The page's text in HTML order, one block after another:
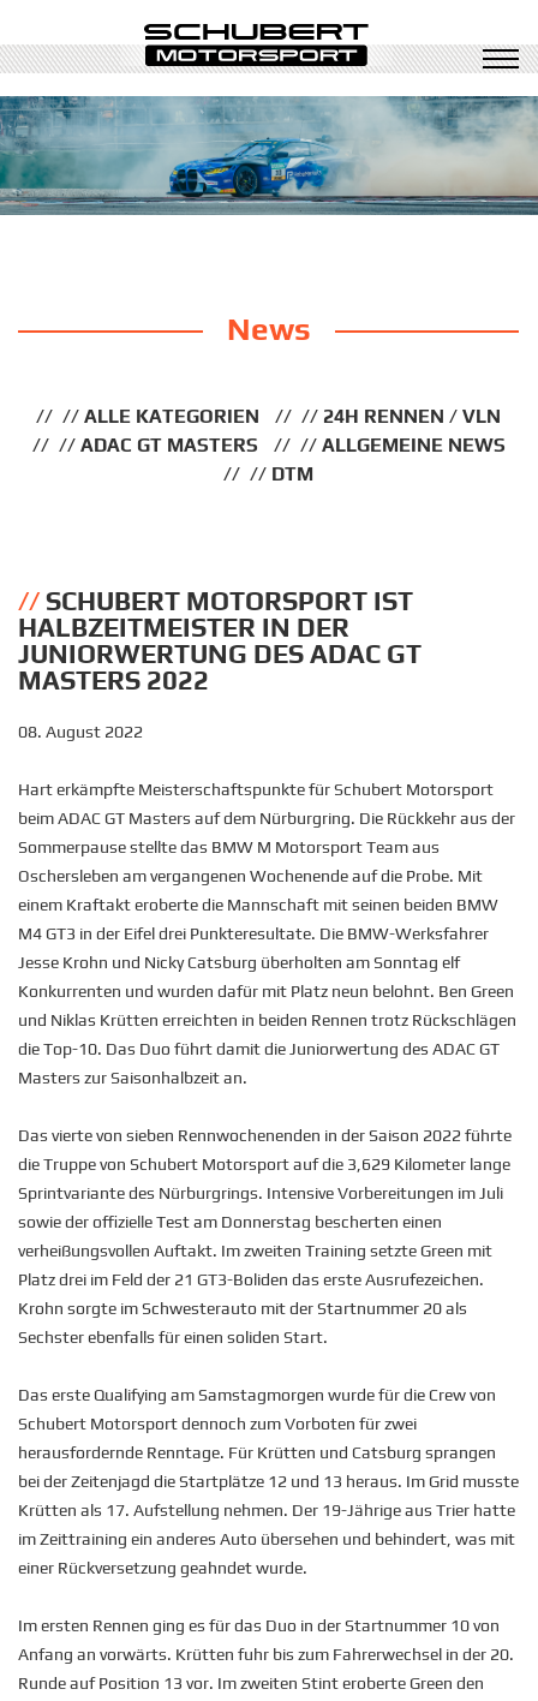
News
ALLE KATEGORIEN
24H RENNEN / VLN
ADAC GT MASTERS
ALLGEMEINE NEWS
DTM
SCHUBERT MOTORSPORT IST
HALBZEITMEISTER IN DER
JUNIORWERTUNG DES ADAC GT
MASTERS 2022
08. August 2022
Hart erkämpfte Meisterschaftspunkte für Schubert Motorsport
beim ADAC GT Masters auf dem Nürburgring. Die Rückkehr aus der
Sommerpause stellte das BMW M Motorsport Team aus
Oschersleben am vergangenen Wochenende auf die Probe. Mit
einem Kraftakt eroberte die Mannschaft mit seinen beiden BMW
M4 GT3 in der Eifel drei Punkteresultate. Die BMW-Werksfahrer
Jesse Krohn und Nicky Catsburg überholten am Sonntag elf
Konkurrenten und wurden dafür mit Platz neun belohnt. Ben Green
und Niklas Krütten erreichten in beiden Rennen trotz Rückschlägen
die Top-10. Das Duo führt damit die Juniorwertung des ADAC GT
Masters zur Saisonhalbzeit an.
Das vierte von sieben Rennwochenenden in der Saison 2022 führte
die Truppe von Schubert Motorsport auf die 3,629 Kilometer lange
Sprintvariante des Nürburgrings. Intensive Vorbereitungen im Juli
sowie der offizielle Test am Donnerstag bescherten einen
verheißungsvollen Auftakt. Im zweiten Training setzte Green mit
Platz drei im Feld der 21 GT3-Boliden das erste Ausrufezeichen.
Krohn sorgte im Schwesterauto mit der Startnummer 20 als
Sechster ebenfalls für einen soliden Start.
Das erste Qualifying am Samstagmorgen wurde für die Crew von
Schubert Motorsport dennoch zum Vorboten für zwei
herausfordernde Renntage. Für Krütten und Catsburg sprangen
bei der Zeitenjagd die Startplätze 12 und 13 heraus. Im Grid musste
Krütten als 17. Aufstellung nehmen. Der 19-Jährige aus Trier hatte
im Zeittraining ein anderes Auto übersehen und behindert, was mit
einer Rückversetzung geahndet wurde.
Im ersten Rennen ging es für das Duo in der Startnummer 10 von
Anfang an vorwärts. Krütten fuhr bis zum Fahrerwechsel in der 20.
Runde auf Position 13 vor. Im zweiten Stint eroberte Green den